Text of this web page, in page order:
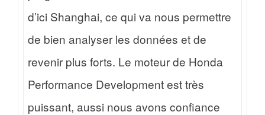
d’ici Shanghai, ce qui va nous permettre
de bien analyser les données et de
revenir plus forts. Le moteur de Honda
Performance Development est très
puissant, aussi nous avons confiance